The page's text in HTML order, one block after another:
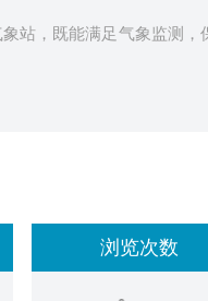
站，既能满足气象监测，
浏览次数